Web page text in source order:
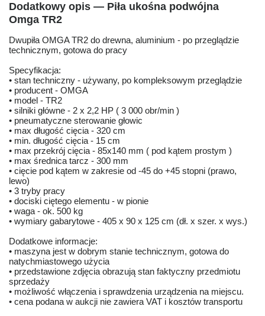
Dodatkowy opis — Piła ukośna podwójna
Omga TR2
Dwupiła OMGA TR2 do drewna, aluminium - po przeglądzie
technicznym, gotowa do pracy
Specyfikacja:
• stan techniczny - używany, po kompleksowym przeglądzie
• producent - OMGA
• model - TR2
• silniki główne - 2 x 2,2 HP ( 3 000 obr/min )
• pneumatyczne sterowanie głowic
• max długość cięcia - 320 cm
• min. długość cięcia - 15 cm
• max przekrój cięcia - 85x140 mm ( pod kątem prostym )
• max średnica tarcz - 300 mm
• cięcie pod kątem w zakresie od -45 do +45 stopni (prawo,
lewo)
• 3 tryby pracy
• dociski ciętego elementu - w pionie
• waga - ok. 500 kg
• wymiary gabarytowe - 405 x 90 x 125 cm (dł. x szer. x wys.)
Dodatkowe informacje:
• maszyna jest w dobrym stanie technicznym, gotowa do
natychmiastowego użycia
• przedstawione zdjęcia obrazują stan faktyczny przedmiotu
sprzedaży
• możliwość włączenia i sprawdzenia urządzenia na miejscu.
• cena podana w aukcji nie zawiera VAT i kosztów transportu